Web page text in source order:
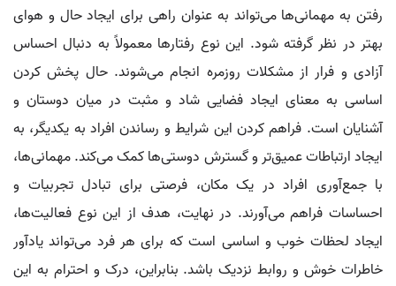
رفتن به مهمانی‌ها می‌تواند به عنوان راهی برای ایجاد حال و هوای
بهتر در نظر گرفته شود. این نوع رفتارها معمولاً به دنبال احساس
آزادی و فرار از مشکلات روزمره انجام می‌شوند. حال پخش کردن
اساسی به معنای ایجاد فضایی شاد و مثبت در میان دوستان و
آشنایان است. فراهم کردن این شرایط و رساندن افراد به یکدیگر، به
ایجاد ارتباطات عمیق‌تر و گسترش دوستی‌ها کمک می‌کند. مهمانی‌ها،
با جمع‌آوری افراد در یک مکان، فرصتی برای تبادل تجربیات و
احساسات فراهم می‌آورند. در نهایت، هدف از این نوع فعالیت‌ها،
ایجاد لحظات خوب و اساسی است که برای هر فرد می‌تواند یادآور
خاطرات خوش و روابط نزدیک باشد. بنابراین، درک و احترام به این